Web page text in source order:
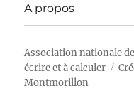
A propos
Association nationale
écrire et à calculer
Montmorillon